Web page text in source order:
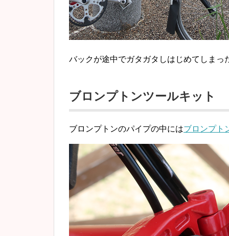
バックが途中でガタガタしはじめてしまっ
ブロンプトンツールキット
ブロンプトンのパイプの中にはブロンプト